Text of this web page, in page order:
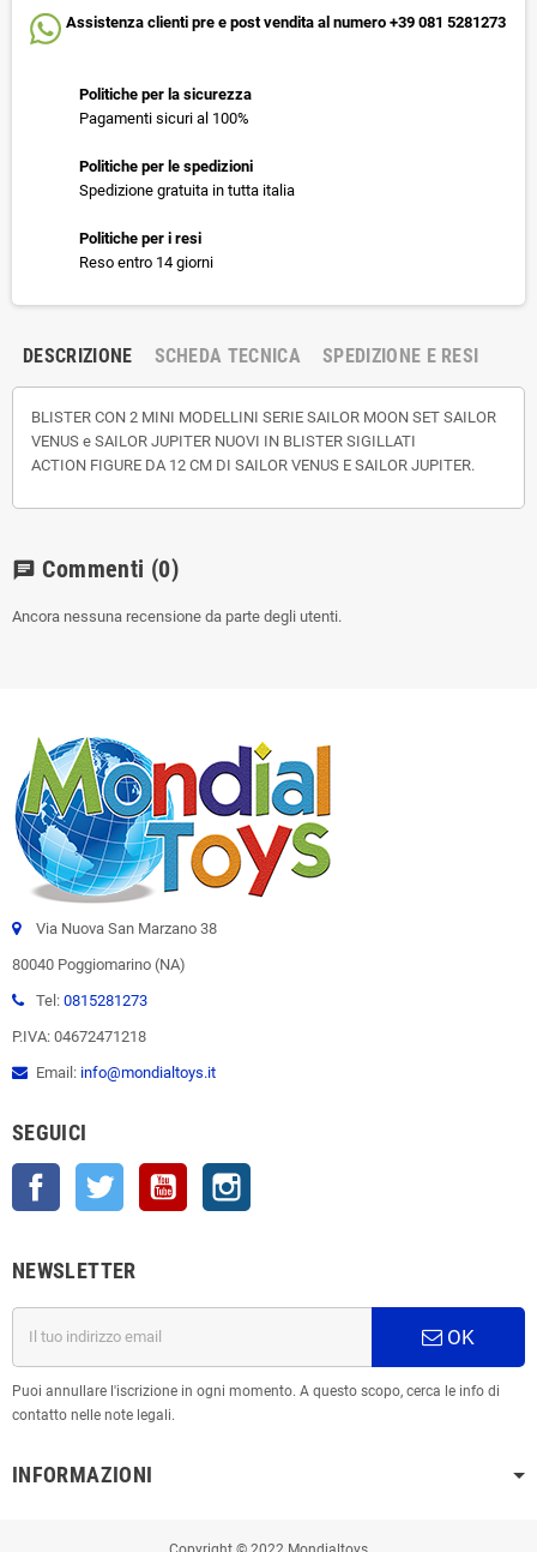
Assistenza clienti pre e post vendita al numero +39 081 5281273
Politiche per la sicurezza
Pagamenti sicuri al 100%
Politiche per le spedizioni
Spedizione gratuita in tutta italia
Politiche per i resi
Reso entro 14 giorni
DESCRIZIONE SCHEDA TECNICA SPEDIZIONE E RESI
BLISTER CON 2 MINI MODELLINI SERIE SAILOR MOON SET SAILOR
VENUS e SAILOR JUPITER NUOVI IN BLISTER SIGILLATI
ACTION FIGURE DA 12 CM DI SAILOR VENUS E SAILOR JUPITER.
chat Commenti (0)
Ancora nessuna recensione da parte degli utenti.
Via Nuova San Marzano 38
80040 Poggiomarino (NA)
Tel: 0815281273
P.IVA: 04672471218
Email: info@mondialtoys.it
SEGUICI
Facebook Twitter YouTube
NEWSLETTER
OK
Puoi annullare l'iscrizione in ogni momento. A questo scopo, cerca le info di
contatto nelle note legali.
INFORMAZIONI